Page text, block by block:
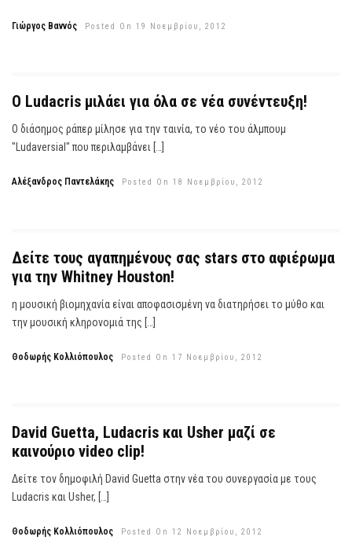
Γιώργος Βαννός Posted On 19 Νοεμβρίου, 2012
Ο Ludacris μιλάει για όλα σε νέα συνέντευξη!
Ο διάσημος ράπερ μίλησε για την ταινία, το νέο του άλμπουμ
"Ludaversial" που περιλαμβάνει […]
Αλέξανδρος Παντελάκης Posted On 18 Νοεμβρίου, 2012
Δείτε τους αγαπημένους σας stars στο αφιέρωμα
για την Whitney Houston!
η μουσική βιομηχανία είναι αποφασισμένη να διατηρήσει το μύθο και
την μουσική κληρονομιά της […]
Θοδωρής Κολλιόπουλος Posted On 17 Νοεμβρίου, 2012
David Guetta, Ludacris και Usher μαζί σε
καινούριο video clip!
Δείτε τον δημοφιλή David Guetta στην νέα του συνεργασία με τους
Ludacris και Usher, […]
Θοδωρής Κολλιόπουλος Posted On 12 Νοεμβρίου, 2012